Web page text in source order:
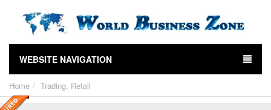
WEBSITE NAVIGATION
Home Trading, Retail